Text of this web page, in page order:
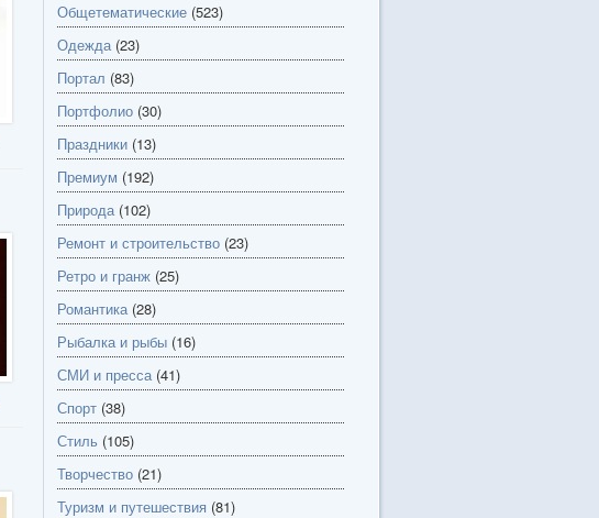
Общетематические (523)
Одежда(23)
Портал (83)
Портфолио (30)
Праздники (13)
Премиум (192)
Природа(102)
Ремонт и строительство (23)
Ретро и гранж (25)
Романтика(28)
Рыбалка и рыбы (16)
СМИ и пресса(41)
Спорт (38)
Стиль (105)
Творчество (21)
Туризм и путешествия (81)